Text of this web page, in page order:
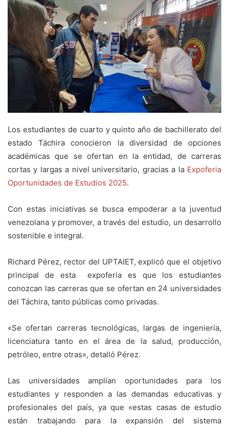
Los estudiantes de cuarto y quinto año de bachillerato del
estado Táchira conocieron la diversidad de opciones
académicas que se ofertan en la entidad, de carreras
cortas y largas a nivel universitario, gracias a la Expoferia
Oportunidades de Estudios 2025.
Con estas iniciativas se busca empoderar a la juventud
venezolana y promover, a través del estudio, un desarrollo
sostenible e integral.
Richard Pérez, rector del UPTAIET, explicó que el objetivo
principal de esta expoferia es que los estudiantes
conozcan las carreras que se ofertan en 24 universidades
del Táchira, tanto públicas como privadas.
«Se ofertan carreras tecnológicas, largas de ingeniería,
licenciatura tanto en el área de la salud, producción,
petróleo, entre otras», detalló Pérez.
Las universidades amplían oportunidades para los
estudiantes y responden a las demandas educativas y
profesionales del país, ya que «estas casas de estudio
están trabajando para la expansión del sistema